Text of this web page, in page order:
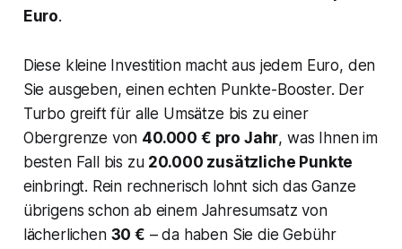
Euro.
Diese kleine Investition macht aus jedem Euro, den
Sie ausgeben, einen echten Punkte-Booster. Der
Turbo greift für alle Umsätze bis zu einer
Obergrenze von 40.000 € pro Jahr, was Ihnen im
besten Fall bis zu 20.000 zusätzliche Punkte
einbringt. Rein rechnerisch lohnt sich das Ganze
übrigens schon ab einem Jahresumsatz von
lächerlichen 30 € – da haben Sie die Gebühr